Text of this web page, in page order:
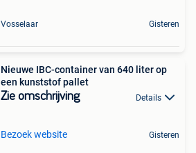
Vosselaar Gisteren
Nieuwe IBC-container van 640 liter op
een kunststof pallet
Zie omschrijving Details
Bezoek website Gisteren